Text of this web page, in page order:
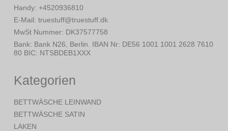
Handy: +4520936810
E-Mail: truestuff@truestuff.dk
MwSt Nummer: DK37577758
Bank: Bank N26, Berlin. IBAN Nr: DE56 1001 1001 2628 7610
80 BIC: NTSBDEB1XXX
Kategorien
BETTWÄSCHE LEINWAND
BETTWÄSCHE SATIN
LAKEN